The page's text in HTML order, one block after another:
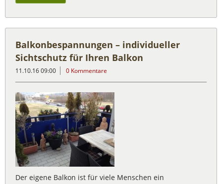
Balkonbespannungen – individueller
Sichtschutz für Ihren Balkon
11.10.16 09:00 0 Kommentare
Der eigene Balkon ist für viele Menschen ein